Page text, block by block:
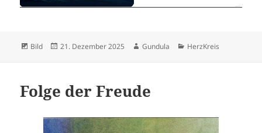
Format
Bild
Veröffentlicht
21. Dezember 2025 Autor
Gundula Kategorien
HerzKreis
Folge der Freude